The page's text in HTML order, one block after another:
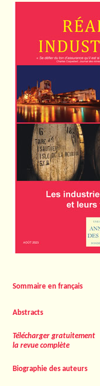
Sommaire en français
Abstracts
Télécharger gratuitement
la revue complète
Biographie des auteurs